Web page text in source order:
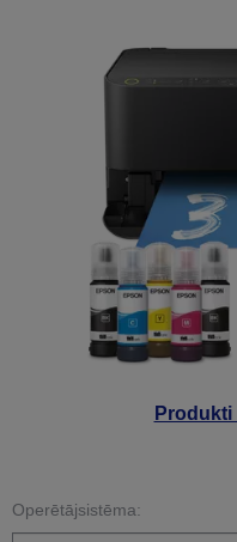
Produkti
Operētājsistēma: